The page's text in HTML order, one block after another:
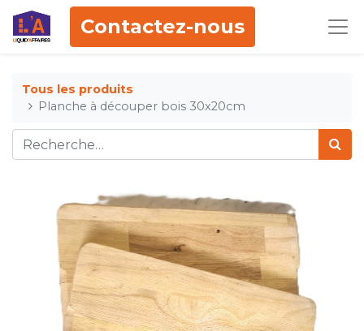
Contactez-nous
Tous les produits
Planche à découper bois 30x20cm